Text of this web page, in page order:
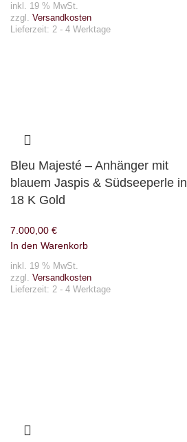
inkl. 19 % MwSt.
zzgl. Versandkosten
Lieferzeit: 2 - 4 Werktage
Bleu Majesté – Anhänger mit
blauem Jaspis & Südseeperle in
18 K Gold
7.000,00 €
In den Warenkorb
inkl. 19 % MwSt.
zzgl. Versandkosten
Lieferzeit: 2 - 4 Werktage